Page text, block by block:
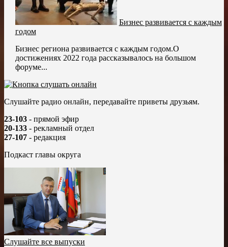
Бизнес развивается с каждым
годом
Бизнес региона развивается с каждым годом.О
достижениях 2022 года рассказывалось на большом
форуме...
Слушайте радио онлайн, передавайте приветы друзьям.
23-103 - прямой эфир
20-133 - рекламный отдел
27-107 - редакция
Подкаст главы округа
Слушайте все выпуски